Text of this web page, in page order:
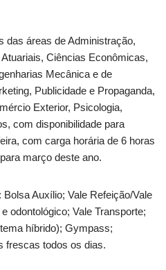
das áreas de Administração,
Ciências Econômicas,
Mecânica e de
Publicidade e Propaganda,
Exterior, Psicologia,
com disponibilidade para
com carga horária de 6 horas
março deste ano.
Auxílio; Vale Refeição/Vale
odontológico; Vale Transporte;
híbrido); Gympass;
frescas todos os dias.